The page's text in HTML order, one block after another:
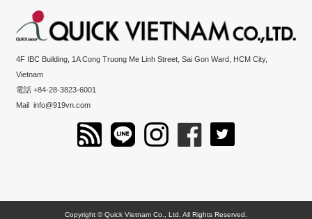
4F IBC Building, 1A Cong Truong Me Linh Street, Sai Gon Ward, HCM City,
Vietnam
電話 +84-28-3823-6001
Mailinfo@919vn.com
Copyright © Quick Vietnam Co., Ltd. All Rights Reserved.